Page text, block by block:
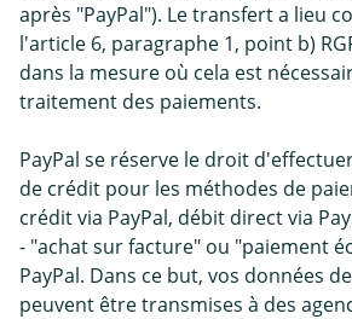
après "PayPal"). Le transfert a lieu
l'article 6, paragraphe 1, point b)
dans la mesure où cela est
traitement des paiements.
PayPal se réserve le droit
de crédit pour les méthodes de
crédit via PayPal, débit direct via
- "achat sur facture" ou "paiement
PayPal. Dans ce but, vos données
peuvent être transmises à des